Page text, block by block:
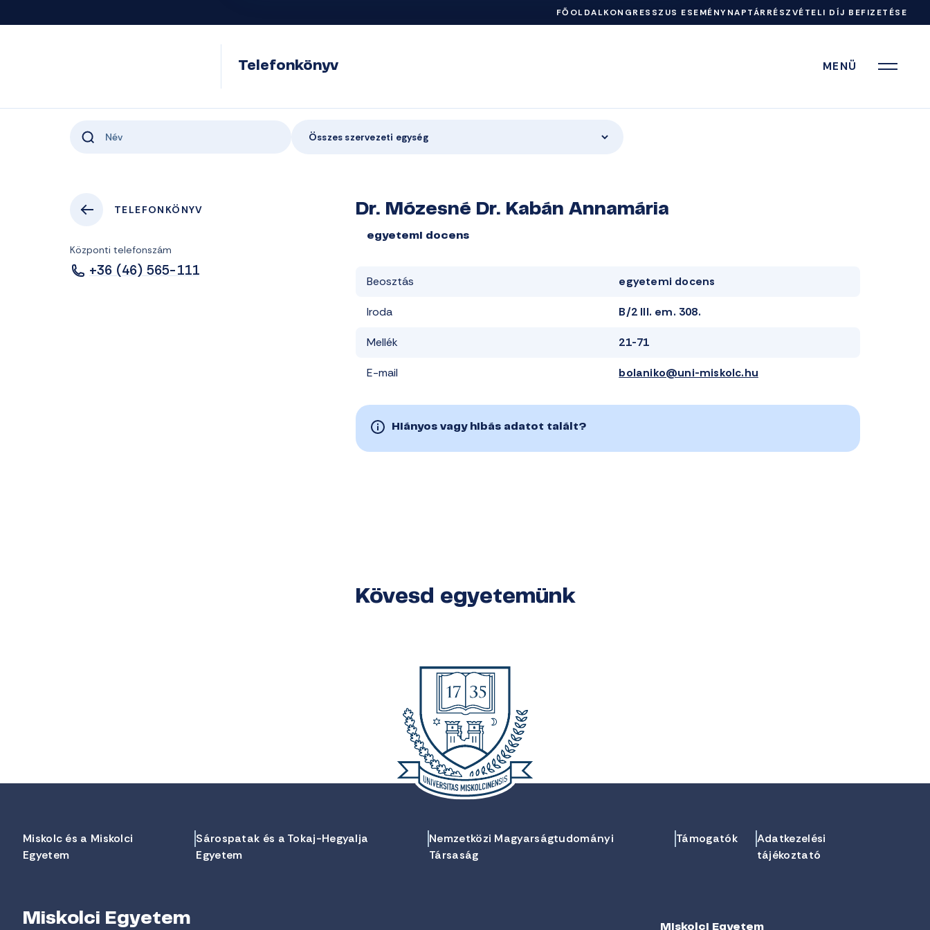
FŐOLDALKONGRESSZUS ESEMÉNYNAPTÁRRÉSZVÉTELI DÍJ BEFIZETÉSE
Telefonkönyv MENÜ
Összes szervezeti egység
TELEFONKÖNYV
Központi telefonszám
+36 (46) 565-111
Dr. Mózesné Dr. Kabán Annamária
egyetemi docens
Beosztás egyetemi docens
Iroda B/2 III. em. 308.
Mellék 21-71
E-mail bolaniko@uni-miskolc.hu
Hiányos vagy hibás adatot talált?
Kövesd egyetemünk
Miskolc és a Miskolci
Egyetem
Sárospatak és a Tokaj-Hegyalja
Egyetem
Nemzetközi Magyarságtudományi
Társaság
Támogatók
Adatkezelési
tájékoztató
Miskolci Egyetem Miskolci Egyetem